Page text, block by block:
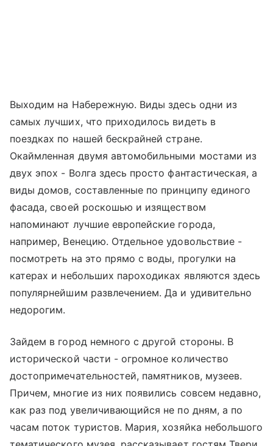
Выходим на Набережную. Виды здесь одни из
самых лучших, что приходилось видеть в
поездках по нашей бескрайней стране.
Окаймленная двумя автомобильными мостами из
двух эпох - Волга здесь просто фантастическая, а
виды домов, составленные по принципу единого
фасада, своей роскошью и изяществом
напоминают лучшие европейские города,
например, Венецию. Отдельное удовольствие -
посмотреть на это прямо с воды, прогулки на
катерах и небольших пароходиках являются здесь
популярнейшим развлечением. Да и удивительно
недорогим.
Зайдем в город немного с другой стороны. В
исторической части - огромное количество
достопримечательностей, памятников, музеев.
Причем, многие из них появились совсем недавно,
как раз под увеличивающийся не по дням, а по
часам поток туристов. Мария, хозяйка небольшого